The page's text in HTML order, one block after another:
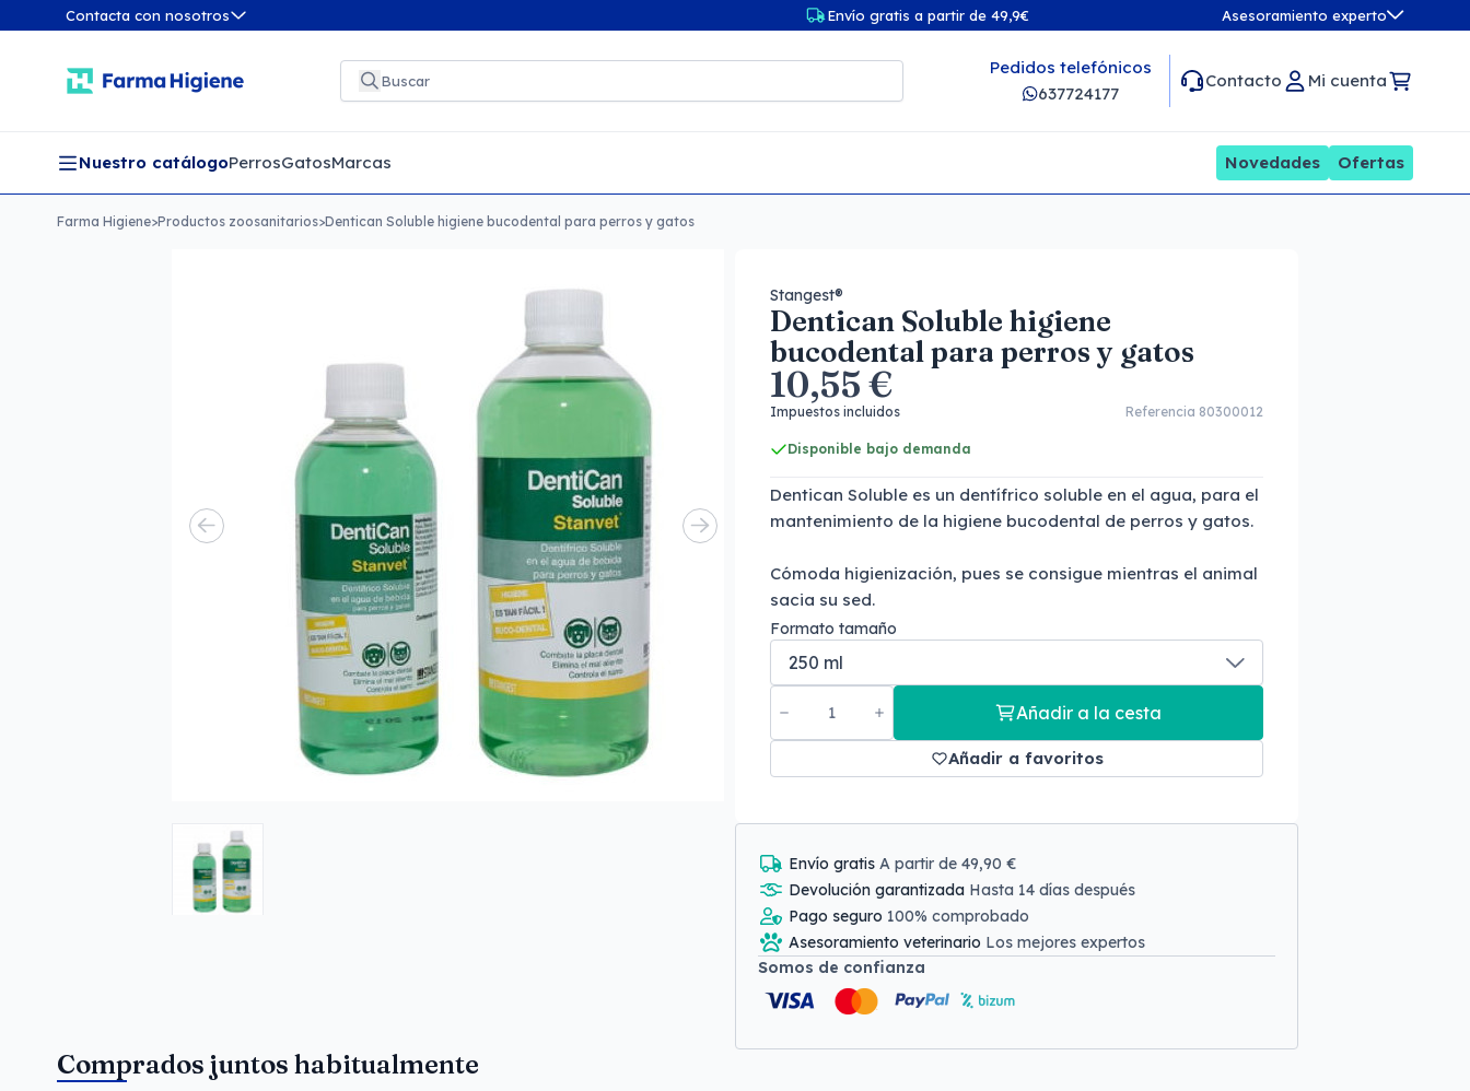
Contacta con nosotros Envío gratis a partir de 49,9€ Asesoramiento experto
Pedidos telefónicos
637724177
Contacto Mi cuenta
Nuestro catálogoPerrosGatosMarcas Novedades Ofertas
Farma Higiene>Productos zoosanitarios>Dentican Soluble higiene bucodental para perros y gatos
Stangest®
Dentican Soluble higiene
bucodental para perros y gatos
10,55 €
Impuestos incluidos Referencia 80300012
Disponible bajo demanda
Dentican Soluble es un dentífrico soluble en el agua, para el
mantenimiento de la higiene bucodental de perros y gatos.
Cómoda higienización, pues se consigue mientras el animal
sacia su sed.
Formato tamaño
Añadir a la cesta
Añadir a favoritos
Envío gratis A partir de 49,90 €
Devolución garantizada Hasta 14 días después
Pago seguro 100% comprobado
Asesoramiento veterinario Los mejores expertos
Somos de confianza
Comprados juntos habitualmente